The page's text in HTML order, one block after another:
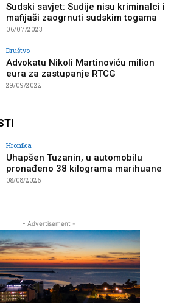
Sudski savjet: Sudije nisu kriminalci i
mafijaši zaogrnuti sudskim togama
06/07/2023
Društvo
Advokatu Nikoli Martinoviću milion
eura za zastupanje RTCG
29/09/2022
Hronika
Uhapšen Tuzanin, u automobilu
pronađeno 38 kilograma marihuane
08/08/2026
- Advertisement -